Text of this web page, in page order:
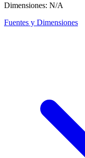
Dimensiones: N/A
Fuentes y Dimensiones